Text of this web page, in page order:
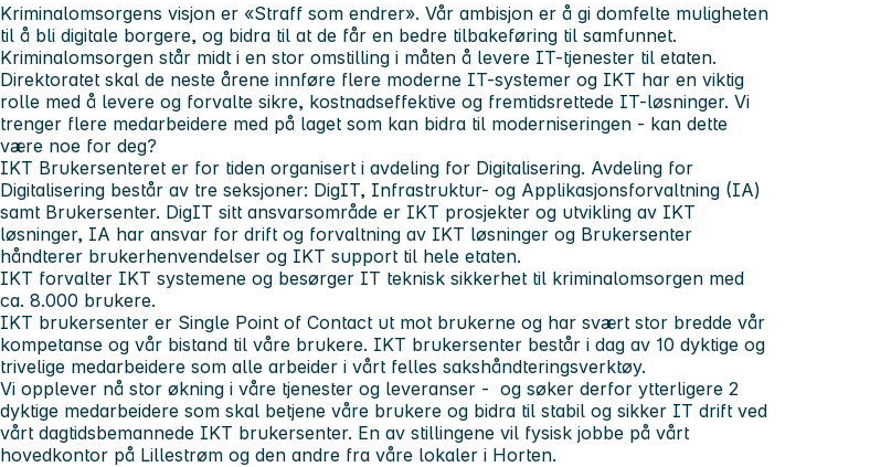
Kriminalomsorgens visjon er «Straff som endrer». Vår ambisjon er å gi domfelte muligheten
til å bli digitale borgere, og bidra til at de får en bedre tilbakeføring til samfunnet.
Kriminalomsorgen står midt i en stor omstilling i måten å levere IT-tjenester til etaten.
Direktoratet skal de neste årene innføre flere moderne IT-systemer og IKT har en viktig
rolle med å levere og forvalte sikre, kostnadseffektive og fremtidsrettede IT-løsninger. Vi
trenger flere medarbeidere med på laget som kan bidra til moderniseringen - kan dette
være noe for deg?
IKT Brukersenteret er for tiden organisert i avdeling for Digitalisering. Avdeling for
Digitalisering består av tre seksjoner: DigIT, Infrastruktur- og Applikasjonsforvaltning (IA)
samt Brukersenter. DigIT sitt ansvarsområde er IKT prosjekter og utvikling av IKT
løsninger, IA har ansvar for drift og forvaltning av IKT løsninger og Brukersenter
håndterer brukerhenvendelser og IKT support til hele etaten.
IKT forvalter IKT systemene og besørger IT teknisk sikkerhet til kriminalomsorgen med
ca. 8.000 brukere.
IKT brukersenter er Single Point of Contact ut mot brukerne og har svært stor bredde vår
kompetanse og vår bistand til våre brukere. IKT brukersenter består i dag av 10 dyktige og
trivelige medarbeidere som alle arbeider i vårt felles sakshåndteringsverktøy.
Vi opplever nå stor økning i våre tjenester og leveranser - og søker derfor ytterligere 2
dyktige medarbeidere som skal betjene våre brukere og bidra til stabil og sikker IT drift ved
vårt dagtidsbemannede IKT brukersenter. En av stillingene vil fysisk jobbe på vårt
hovedkontor på Lillestrøm og den andre fra våre lokaler i Horten.